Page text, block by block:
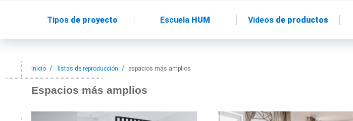
Tipos de proyecto Escuela HUM Videosde productos
Inicio listas de reproducción espacios más amplios
Espacios más amplios